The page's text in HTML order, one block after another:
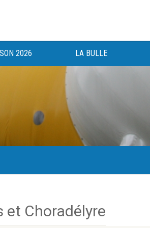
2026 LA BULLE
au bénéfice des haut-saônois depuis 1983.
et Choradélyre